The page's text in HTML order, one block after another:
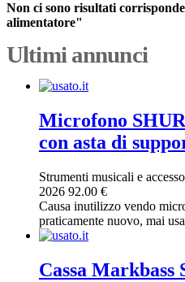
Non ci sono risultati
alimentatore"
Ultimi annunci
Microfono
con asta di
Strumenti musicali e
2026 92.00 €
Causa inutilizzo vendo
praticamente nuovo, mai
Cassa Markbass